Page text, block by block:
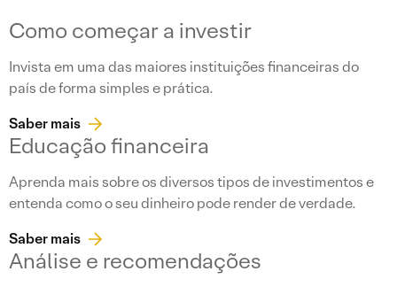
Como começar a investir
Invista em uma das maiores instituições financeiras do
país de forma simples e prática.
Saber mais
Educação financeira
Aprenda mais sobre os diversos tipos de investimentos e
entenda como o seu dinheiro pode render de verdade.
Saber mais
Análise e recomendações